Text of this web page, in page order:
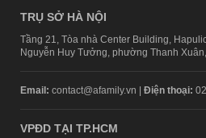
TRỤ SỞ HÀ NỘI
Tầng 21, Tòa nhà Center Building,
Nguyễn Huy Tưởng, phường Thanh
Email: contact@afamily.vn | Điện thoại:
VPĐD TẠI TP.HCM